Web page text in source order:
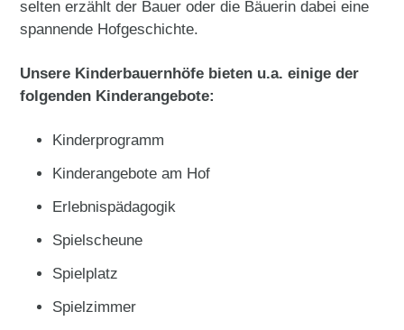
selten erzählt der Bauer oder die Bäuerin dabei eine
spannende Hofgeschichte.
Unsere Kinderbauernhöfe bieten u.a. einige der
folgenden Kinderangebote:
Kinderprogramm
Kinderangebote am Hof
Erlebnispädagogik
Spielscheune
Spielplatz
Spielzimmer